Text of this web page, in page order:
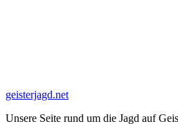
geisterjagd.net
Unsere Seite rund um die Jagd auf